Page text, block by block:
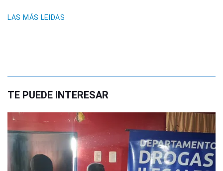
LAS MÁS LEIDAS
TE PUEDE INTERESAR